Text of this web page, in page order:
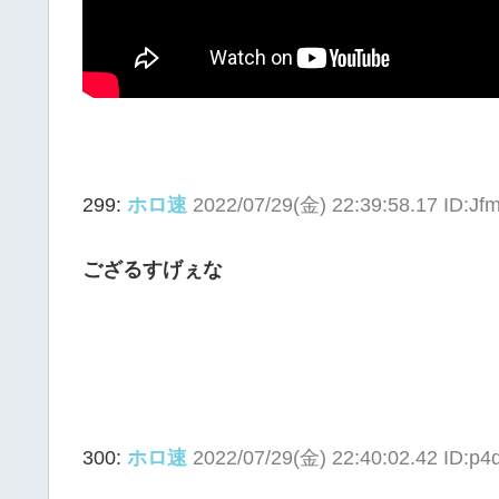
299: ホロ速 2022/07/29(金) 22:39:58.17
ござるすげぇな
300: ホロ速 2022/07/29(金) 22:40:02.42